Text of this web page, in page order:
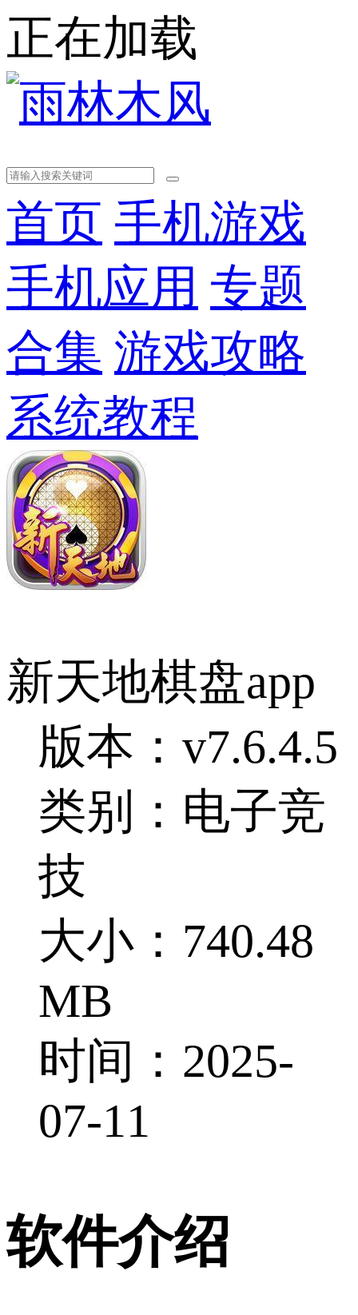
正在加载
首页 手机游戏
手机应用 专题
合集 游戏攻略
系统教程
新天地棋盘app
版本：v7.6.4.5
类别：电子竞
技
大小：740.48
MB
时间：2025-
07-11
软件介绍